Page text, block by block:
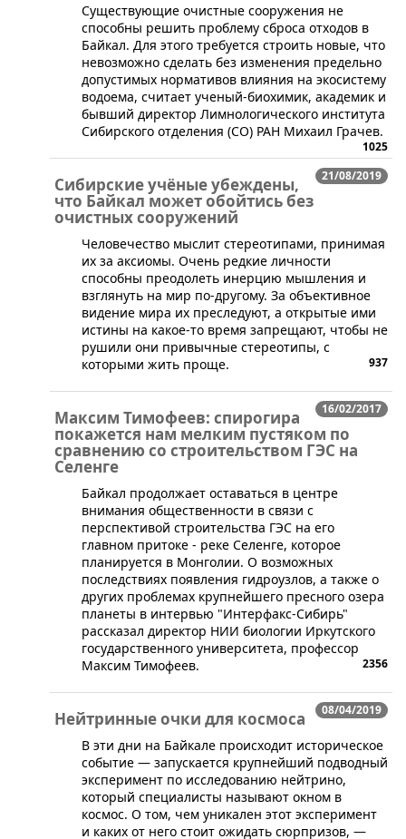
​Существующие очистные сооружения не
способны решить проблему сброса отходов в
Байкал. Для этого требуется строить новые, что
невозможно сделать без изменения предельно
допустимых нормативов влияния на экосистему
водоема, считает ученый-биохимик, академик и
бывший директор Лимнологического института
Сибирского отделения (СО) РАН Михаил Грачев.
1025
21/08/2019
Сибирские учёные убеждены,
что Байкал может обойтись без
очистных сооружений
Человечество мыслит стереотипами, принимая
их за аксиомы. Очень редкие личности
способны преодолеть инерцию мышления и
взглянуть на мир по-другому. За объективное
видение мира их преследуют, а открытые ими
истины на какое-то время запрещают, чтобы не
рушили они привычные стереотипы, с
которыми жить проще.
937
16/02/2017
Максим Тимофеев: спирогира
покажется нам мелким пустяком по
сравнению со строительством ГЭС на
Селенге
Байкал продолжает оставаться в центре
внимания общественности в связи с
перспективой строительства ГЭС на его
главном притоке - реке Селенге, которое
планируется в Монголии. О возможных
последствиях появления гидроузлов, а также о
других проблемах крупнейшего пресного озера
планеты в интервью "Интерфакс-Сибирь"
рассказал директор НИИ биологии Иркутского
государственного университета, профессор
Максим Тимофеев.
2356
08/04/2019
Нейтринные очки для космоса
​В эти дни на Байкале происходит историческое
событие — запускается крупнейший подводный
эксперимент по исследованию нейтрино,
который специалисты называют окном в
космос. О том, чем уникален этот эксперимент
и каких от него стоит ожидать сюрпризов, —